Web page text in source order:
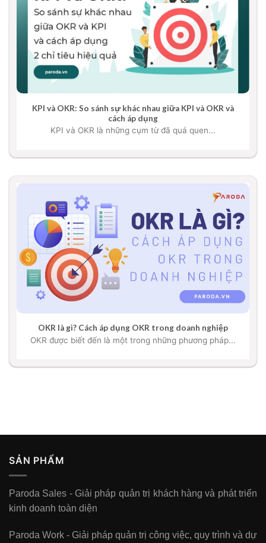
KPI và OKR: So sánh sự khác nhau giữa KPI và OKR và
cách áp dụng
KPI và OKR là những cụm từ đã quá quen...
OKR là gì? Cách áp dụng OKR trong doanh nghiệp
OKR được biết đến là một trong những phương pháp...
SẢN PHẨM
Paroda Sales - Giải pháp quản trị khách hàng và phát triển
kinh doanh toàn diện
Paroda Work - Giải pháp quản trị công việc, quy trình và dự